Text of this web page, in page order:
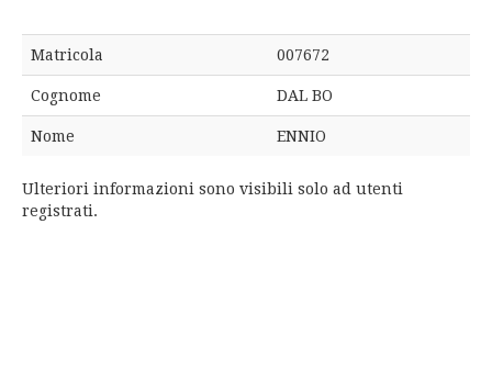
Matricola 007672
Cognome DAL BO
Nome ENNIO
Ulteriori informazioni sono visibili solo ad utenti
registrati.